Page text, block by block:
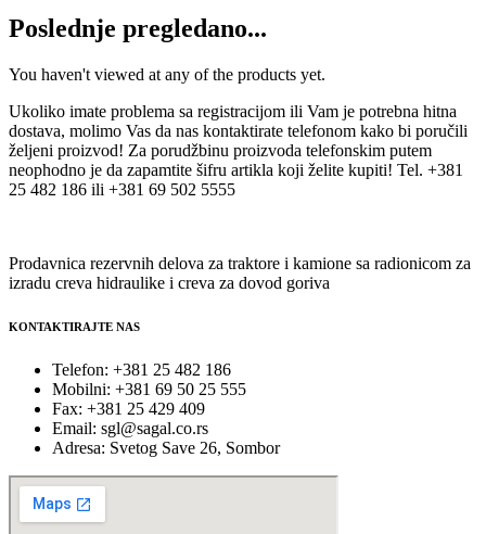
Poslednje pregledano...
You haven't viewed at any of the products yet.
Ukoliko imate problema sa registracijom ili Vam je potrebna hitna
dostava, molimo Vas da nas kontaktirate telefonom kako bi poručili
željeni proizvod! Za porudžbinu proizvoda telefonskim putem
neophodno je da zapamtite šifru artikla koji želite kupiti! Tel. +381
25 482 186 ili +381 69 502 5555
Prodavnica rezervnih delova za traktore i kamione sa radionicom za
izradu creva hidraulike i creva za dovod goriva
KONTAKTIRAJTE NAS
Telefon: +381 25 482 186
Mobilni: +381 69 50 25 555
Fax: +381 25 429 409
Email: sgl@sagal.co.rs
Adresa: Svetog Save 26, Sombor